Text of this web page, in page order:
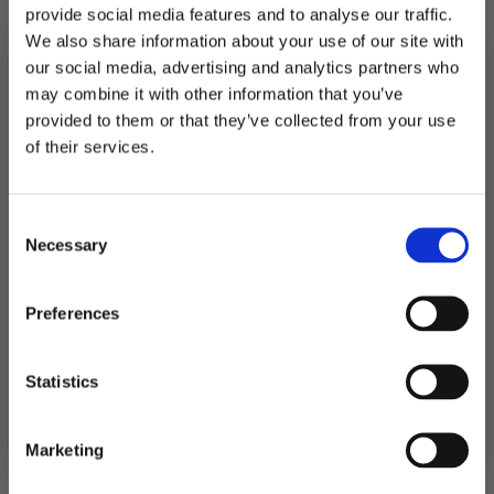
provide social media features and to analyse our traffic.
We also share information about your use of our site with
our social media, advertising and analytics partners who
may combine it with other information that you’ve
provided to them or that they’ve collected from your use
of their services.
Selection
Necessary
Preferences
Statistics
Marketing
På lager
Ballongbanner,
happy
birthday
-
rosegull
antall
LEGG I HANDLEKURV
Produktnummer:
Kategorier: Ballonger
MELD DEG PÅ NYHETSBREVET